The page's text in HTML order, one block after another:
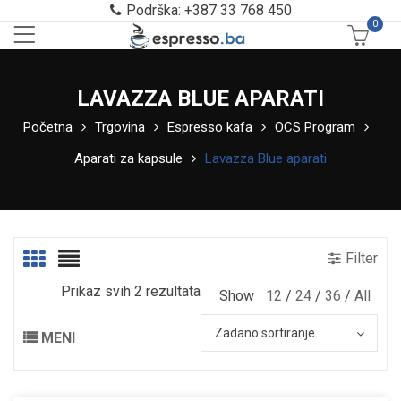
Podrška: +387 33 768 450
0
LAVAZZA BLUE APARATI
Početna Trgovina Espresso kafa
OCS Program
Aparati za kapsule
Lavazza Blue aparati
Filter
Prikaz svih 2 rezultata Show 12 24 36 All
MENI Zadano sortiranje